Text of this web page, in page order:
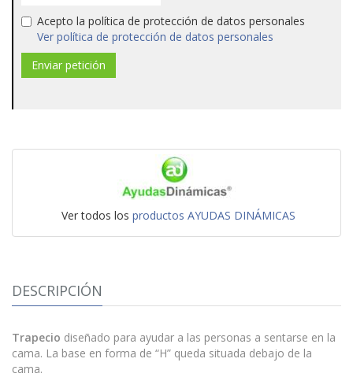
Acepto la política de protección de datos personales
Ver política de protección de datos personales
Ver todos los productos AYUDAS DINÁMICAS
DESCRIPCIÓN
Trapecio diseñado para ayudar a las personas a sentarse en la
cama. La base en forma de “H” queda situada debajo de la
cama.